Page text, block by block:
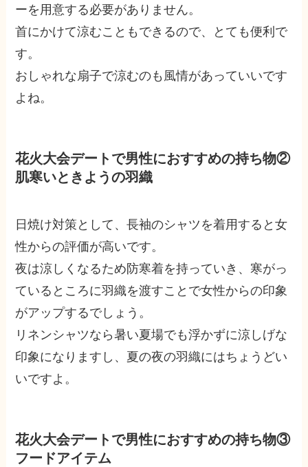
ーを用意する必要がありません。
首にかけて涼むこともできるので、とても便利で
す。
おしゃれな扇子で涼むのも風情があっていいです
よね。
花火大会デートで男性におすすめの持ち物②
肌寒いときようの羽織
日焼け対策として、長袖のシャツを着用すると女
性からの評価が高いです。
夜は涼しくなるため防寒着を持っていき、寒がっ
ているところに羽織を渡すことで女性からの印象
がアップするでしょう。
リネンシャツなら暑い夏場でも浮かずに涼しげな
印象になりますし、夏の夜の羽織にはちょうどい
いですよ。
花火大会デートで男性におすすめの持ち物③
フードアイテム